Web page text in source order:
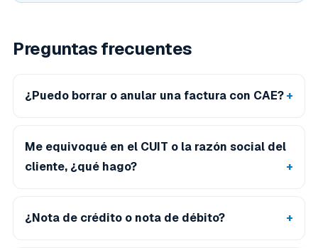
Preguntas frecuentes
¿Puedo borrar o anular una factura con CAE?
Me equivoqué en el CUIT o la razón social del
cliente, ¿qué hago?
¿Nota de crédito o nota de débito?